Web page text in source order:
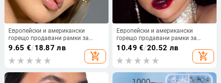
Европейски и американски
горещо продавани рамки за
очила с кристали, прости лещи
без лещи, модна личност,
интернет знаменитост,
аксесоари
9.65 €/18.87 лв
add_shopping_cart
Европейски и американски
горещо продавани рамки за
очила с кристали без лещи,
висулка за лице, декорация,
модна мрежа, червени аксесоари
10.49 €/20.52 лв
add_shopping_cart